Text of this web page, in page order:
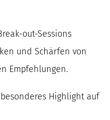
out-Sessions
und Schärfen von
Empfehlungen.
Highlight auf